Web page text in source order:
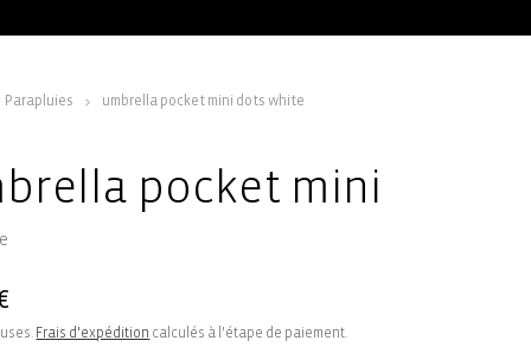
Parapluies umbrella pocket mini dots white
pocket mini
Frais d'expédition calculés à l'étape de paiement.